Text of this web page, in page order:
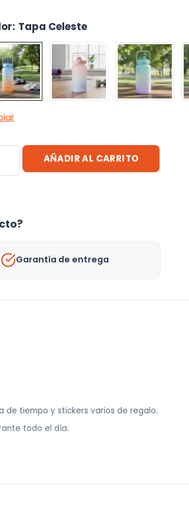
: Tapa Celeste
AÑADIR AL CARRITO
Garantía de entrega
de tiempo y stickers varios de regalo.
todo el día.